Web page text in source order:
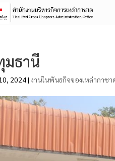
ธานี
2024| งานในพันธกิจของเหล่ากาชา